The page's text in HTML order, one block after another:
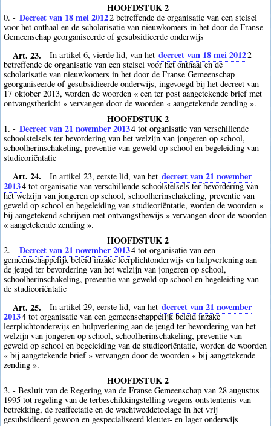
HOOFDSTUK 2
0. - Decreet van 18 mei 20122 betreffende de organisatie van een stelsel
voor het onthaal en de scholarisatie van nieuwkomers in het door de Franse
Gemeenschap georganiseerde of gesubsidieerde onderwijs
Art. 23. In artikel 6, vierde lid, van het decreet van 18 mei 20122
betreffende de organisatie van een stelsel voor het onthaal en de
scholarisatie van nieuwkomers in het door de Franse Gemeenschap
georganiseerde of gesubsidieerde onderwijs, ingevoegd bij het decreet van
17 oktober 2013, worden de woorden « een ter post aangetekende brief met
ontvangstbericht » vervangen door de woorden « aangetekende zending ».
HOOFDSTUK 2
1. - Decreet van 21 november 20134 tot organisatie van verschillende
schoolstelsels ter bevordering van het welzijn van jongeren op school,
schoolherinschakeling, preventie van geweld op school en begeleiding van
studieoriëntatie
Art. 24. In artikel 23, eerste lid, van het decreet van 21 november
20134 tot organisatie van verschillende schoolstelsels ter bevordering van
het welzijn van jongeren op school, schoolherinschakeling, preventie van
geweld op school en begeleiding van studieoriëntatie, worden de woorden «
bij aangetekend schrijven met ontvangstbewijs » vervangen door de woorden
« aangetekende zending ».
HOOFDSTUK 2
2. - Decreet van 21 november 20134 tot organisatie van een
gemeenschappelijk beleid inzake leerplichtonderwijs en hulpverlening aan
de jeugd ter bevordering van het welzijn van jongeren op school,
schoolherinschakeling, preventie van geweld op school en begeleiding van
de studieoriëntatie
Art. 25. In artikel 29, eerste lid, van het decreet van 21 november
20134 tot organisatie van een gemeenschappelijk beleid inzake
leerplichtonderwijs en hulpverlening aan de jeugd ter bevordering van het
welzijn van jongeren op school, schoolherinschakeling, preventie van
geweld op school en begeleiding van de studieoriëntatie, worden de woorden
« bij aangetekende brief » vervangen door de woorden « bij aangetekende
zending ».
HOOFDSTUK 2
3. - Besluit van de Regering van de Franse Gemeenschap van 28 augustus
1995 tot regeling van de terbeschikkingstelling wegens ontstentenis van
betrekking, de reaffectatie en de wachtweddetoelage in het vrij
gesubsidieerd gewoon en gespecialiseerd kleuter- en lager onderwijs